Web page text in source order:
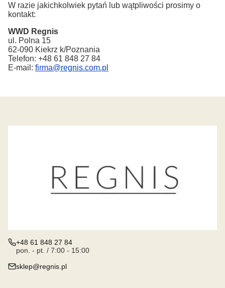
W razie jakichkolwiek pytań lub wątpliwości prosimy o
kontakt:
WWD Regnis
ul. Polna 15
62-090 Kiekrz k/Poznania
Telefon: +48 61 848 27 84
E-mail: firma@regnis.com.pl
+48 61 848 27 84
pon. - pt. / 7:00 - 15:00
sklep@regnis.pl